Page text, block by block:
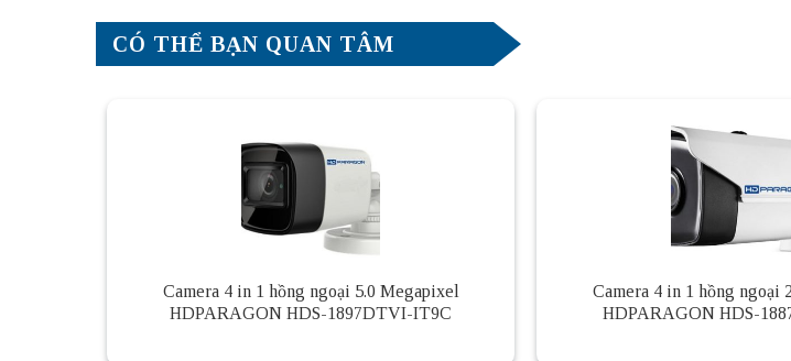
CÓ THỂ BẠN QUAN TÂM
Camera 4 in 1 hồng ngoại 5.0 Megapixel
HDPARAGON HDS-1897DTVI-IT9C
Camera 4 in 1 hồng ngoại
HDPARAGON HDS-